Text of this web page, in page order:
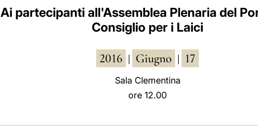
Ai partecipanti all'Assemblea Plenaria del
Consiglio per i Laici
2016 Giugno 17
Sala Clementina
ore 12.00